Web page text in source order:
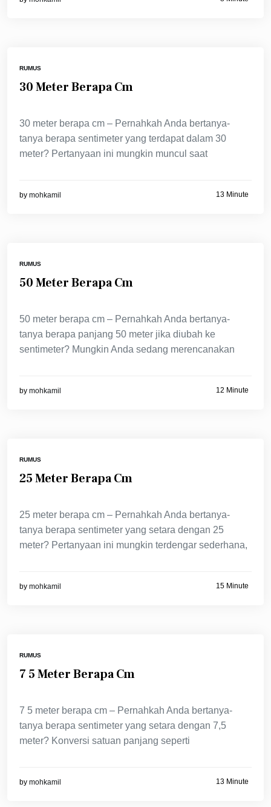
RUMUS
30 Meter Berapa Cm
30 meter berapa cm – Pernahkah Anda bertanya-
tanya berapa sentimeter yang terdapat dalam 30
meter? Pertanyaan ini mungkin muncul saat
by mohkamil 13 Minute
RUMUS
50 Meter Berapa Cm
50 meter berapa cm – Pernahkah Anda bertanya-
tanya berapa panjang 50 meter jika diubah ke
sentimeter? Mungkin Anda sedang merencanakan
by mohkamil 12 Minute
RUMUS
25 Meter Berapa Cm
25 meter berapa cm – Pernahkah Anda bertanya-
tanya berapa sentimeter yang setara dengan 25
meter? Pertanyaan ini mungkin terdengar sederhana,
by mohkamil 15 Minute
RUMUS
7 5 Meter Berapa Cm
7 5 meter berapa cm – Pernahkah Anda bertanya-
tanya berapa sentimeter yang setara dengan 7,5
meter? Konversi satuan panjang seperti
by mohkamil 13 Minute